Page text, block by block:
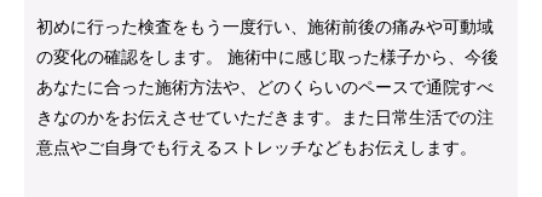
初めに行った検査をもう一度行い、施術前後の痛みや可動域
の変化の確認をします。 施術中に感じ取った様子から、今後
あなたに合った施術方法や、どのくらいのペースで通院すべ
きなのかをお伝えさせていただきます。また日常生活での注
意点やご自身でも行えるストレッチなどもお伝えします。